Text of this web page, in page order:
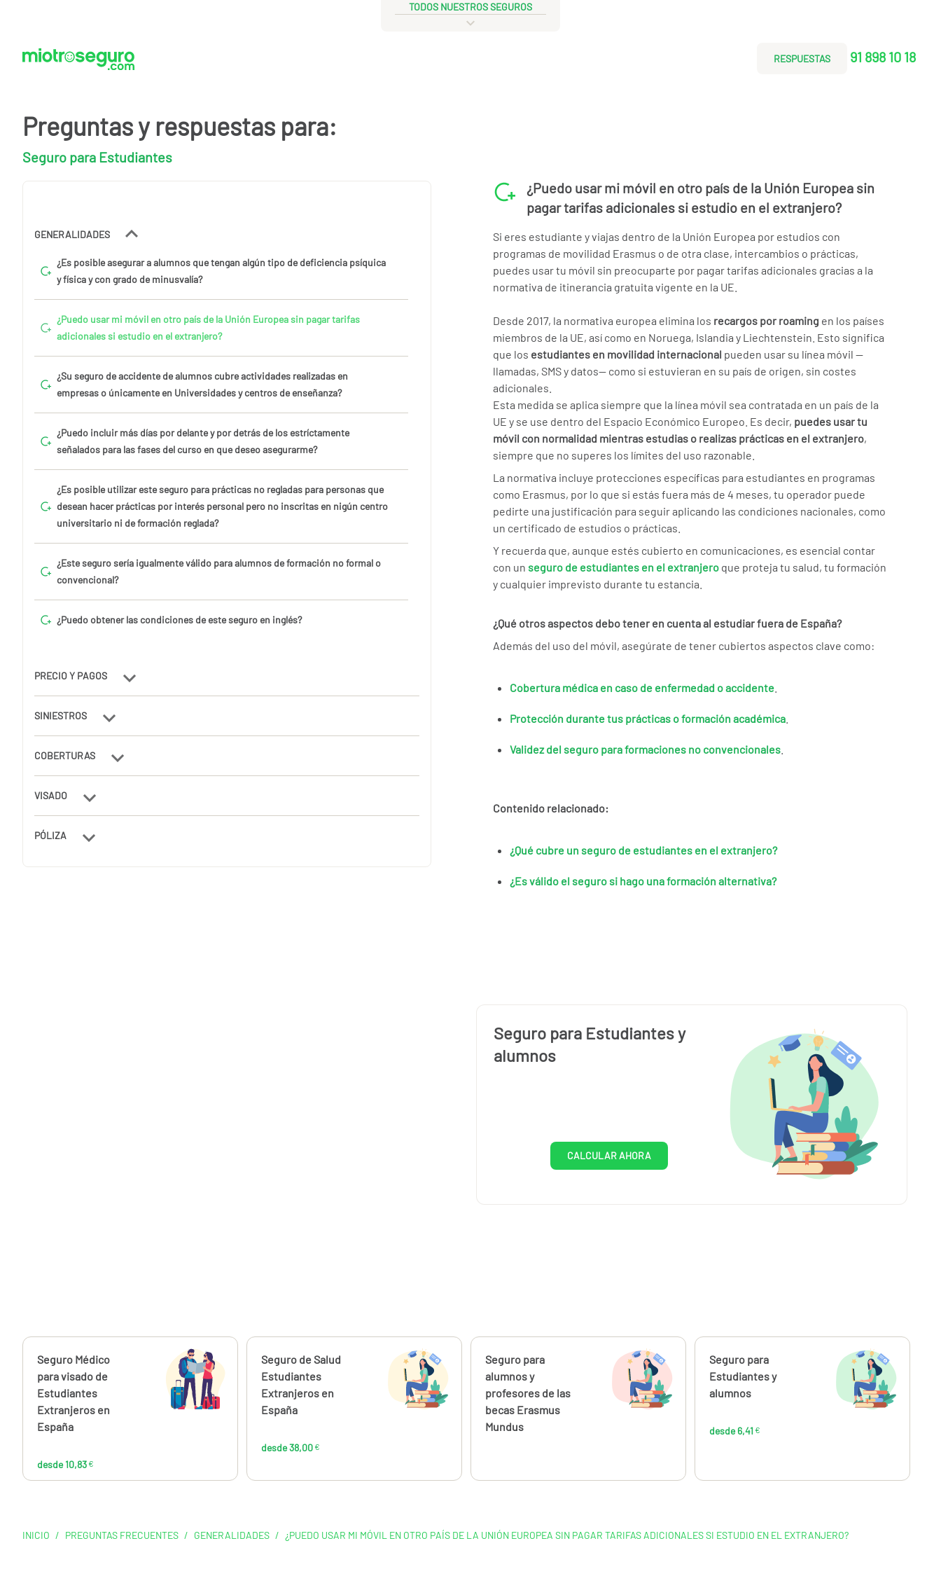
TODOS NUESTROS SEGUROS
RESPUESTAS 91 898 10 18
Preguntas y respuestas para:
Seguro para Estudiantes
GENERALIDADES
¿Es posible asegurar a alumnos que tengan algún tipo de deficiencia psíquica
y física y con grado de minusvalía?
¿Puedo usar mi móvil en otro país de la Unión Europea sin pagar tarifas
adicionales si estudio en el extranjero?
¿Su seguro de accidente de alumnos cubre actividades realizadas en
empresas o únicamente en Universidades y centros de enseñanza?
¿Puedo incluir más días por delante y por detrás de los estríctamente
señalados para las fases del curso en que deseo asegurarme?
¿Es posible utilizar este seguro para prácticas no regladas para personas que
desean hacer prácticas por interés personal pero no inscritas en nigún centro
universitario ni de formación reglada?
¿Este seguro sería igualmente válido para alumnos de formación no formal o
convencional?
¿Puedo obtener las condiciones de este seguro en inglés?
PRECIO Y PAGOS
SINIESTROS
COBERTURAS
VISADO
PÓLIZA
¿Puedo usar mi móvil en otro país de la Unión Europea sin
pagar tarifas adicionales si estudio en el extranjero?
Si eres estudiante y viajas dentro de la Unión Europea por estudios con
programas de movilidad Erasmus o de otra clase, intercambios o prácticas,
puedes usar tu móvil sin preocuparte por pagar tarifas adicionales gracias a la
normativa de itinerancia gratuita vigente en la UE.
Desde 2017, la normativa europea elimina los recargos por roaming en los países
miembros de la UE, así como en Noruega, Islandia y Liechtenstein. Esto significa
que los estudiantes en movilidad internacional pueden usar su línea móvil —
llamadas, SMS y datos— como si estuvieran en su país de origen, sin costes
adicionales.
Esta medida se aplica siempre que la línea móvil sea contratada en un país de la
UE y se use dentro del Espacio Económico Europeo. Es decir, puedes usar tu
móvil con normalidad mientras estudias o realizas prácticas en el extranjero,
siempre que no superes los límites del uso razonable.
La normativa incluye protecciones específicas para estudiantes en programas
como Erasmus, por lo que si estás fuera más de 4 meses, tu operador puede
pedirte una justificación para seguir aplicando las condiciones nacionales, como
un certificado de estudios o prácticas.
Y recuerda que, aunque estés cubierto en comunicaciones, es esencial contar
con un seguro de estudiantes en el extranjero que proteja tu salud, tu formación
y cualquier imprevisto durante tu estancia.
¿Qué otros aspectos debo tener en cuenta al estudiar fuera de España?
Además del uso del móvil, asegúrate de tener cubiertos aspectos clave como:
Cobertura médica en caso de enfermedad o accidente
Protección durante tus prácticas o formación académica
Validez del seguro para formaciones no convencionales
Contenido relacionado:
¿Qué cubre un seguro de estudiantes en el extranjero?
¿Es válido el seguro si hago una formación alternativa?
Seguro para Estudiantes y
alumnos
CALCULAR AHORA
Calcúlalo ahora
Seguro Médico
para visado de
Estudiantes
Extranjeros en
España
desde 10,83 €
10,83€
Calcúlalo ahora
Seguro de Salud
Estudiantes
Extranjeros en
España
desde 38,00 €
38,00€
Calcúlalo ahora
Seguro para
alumnos y
profesores de las
becas Erasmus
Mundus
Calcúlalo ahora
Seguro para
Estudiantes y
alumnos
desde 6,41 €
6,41€
INICIO / PREGUNTAS FRECUENTES / GENERALIDADES / ¿PUEDO USAR MI MÓVIL EN OTRO PAÍS DE LA UNIÓN EUROPEA SIN PAGAR TARIFAS ADICIONALES SI ESTUDIO EN EL EXTRANJERO?